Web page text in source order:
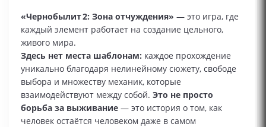
«Чернобылит 2: Зона отчуждения» — это игра, где
каждый элемент работает на создание цельного,
живого мира.
Здесь нет места шаблонам: каждое прохождение
уникально благодаря нелинейному сюжету, свободе
выбора и множеству механик, которые
взаимодействуют между собой. Это не просто
борьба за выживание — это история о том, как
человек остаётся человеком даже в самом